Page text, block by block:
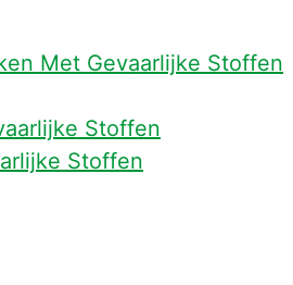
Met Gevaarlijke Stoffen
Stoffen